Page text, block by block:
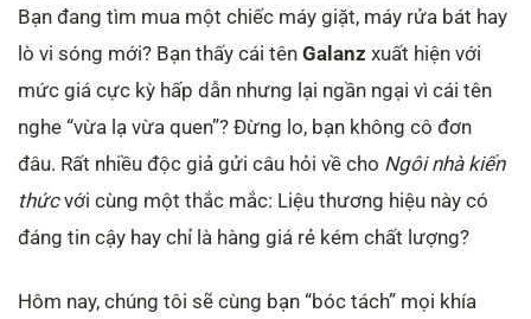
Bạn đang tìm mua một chiếc máy giặt, máy rửa bát hay
lò vi sóng mới? Bạn thấy cái tên Galanz xuất hiện với
mức giá cực kỳ hấp dẫn nhưng lại ngần ngại vì cái tên
nghe “vừa lạ vừa quen”? Đừng lo, bạn không cô đơn
đâu. Rất nhiều độc giả gửi câu hỏi về cho Ngôi nhà kiến
thứcvới cùng một thắc mắc: Liệu thương hiệu này có
đáng tin cậy hay chỉ là hàng giá rẻ kém chất lượng?
Hôm nay, chúng tôi sẽ cùng bạn “bóc tách” mọi khía